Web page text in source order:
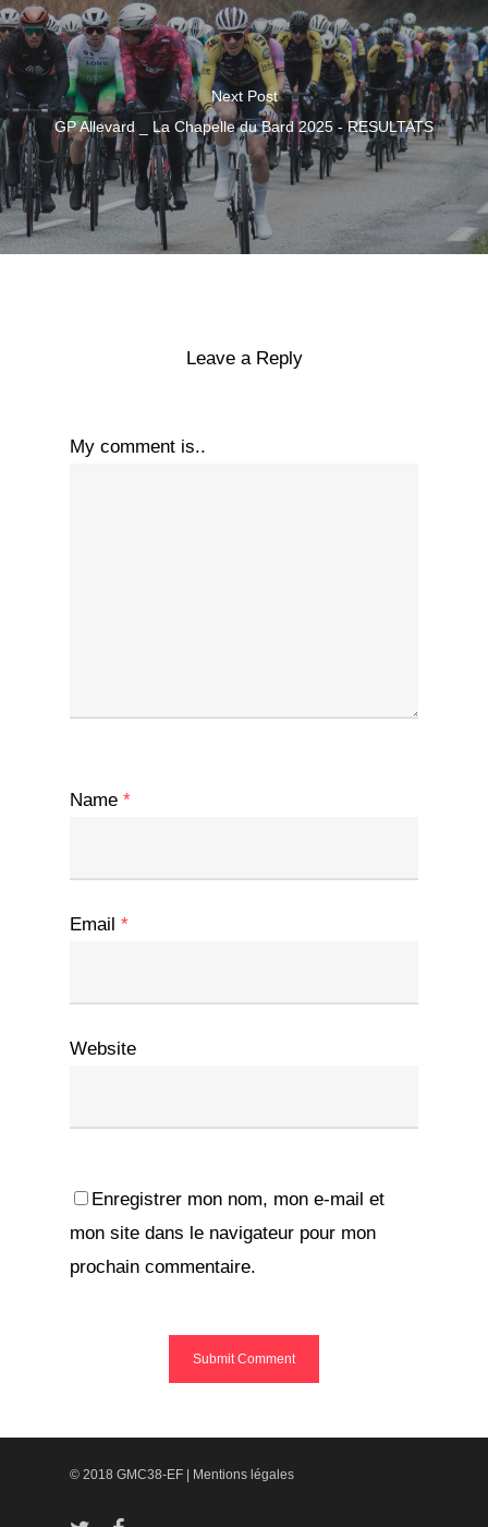
Next Post
GP Allevard _ La Chapelle du Bard 2025 - RESULTATS
Leave a Reply
My comment is..
Name *
Email *
Website
Enregistrer mon nom, mon e-mail et
mon site dans le navigateur pour mon
prochain commentaire.
© 2018 GMC38-EF | Mentions légales